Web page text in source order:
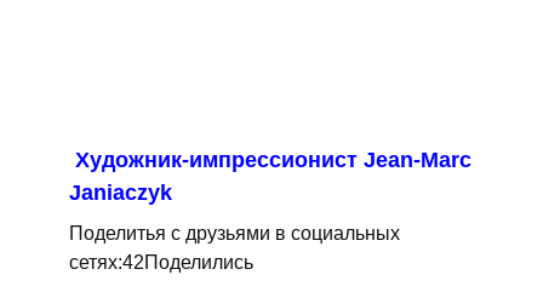
Художник-импрессионист Jean-Marc
Janiaczyk
Поделитья с друзьями в социальных
сетях:42Поделились